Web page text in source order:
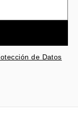
de Datos